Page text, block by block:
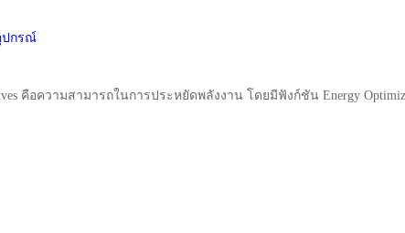
ปกรณ์
คือความสามารถในการประหยัดพลังงาน โดยมีฟังก์ชัน Energy